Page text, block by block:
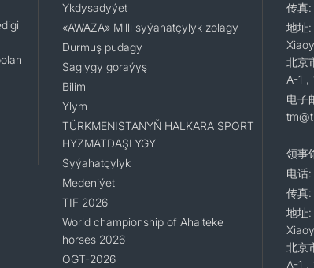
Ykdysadyýet
«AWAZA» Milli syýahatçylyk zolagy
Durmuş pudagy
Saglygy goraýyş
Bilim
Ylym
TÜRKMENISTANYŇ HALKARA SPORT
HYZMATDAŞLYGY
Syýahatçylyk
Medeniýet
TIF 2026
World championship of Ahalteke
horses 2026
OGT-2026
传真
地址:
北京
A-1
电子
领事
电话
传真
地址:
北京
A-1